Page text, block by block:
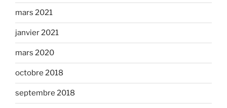
mars 2021
janvier 2021
mars 2020
octobre 2018
septembre 2018